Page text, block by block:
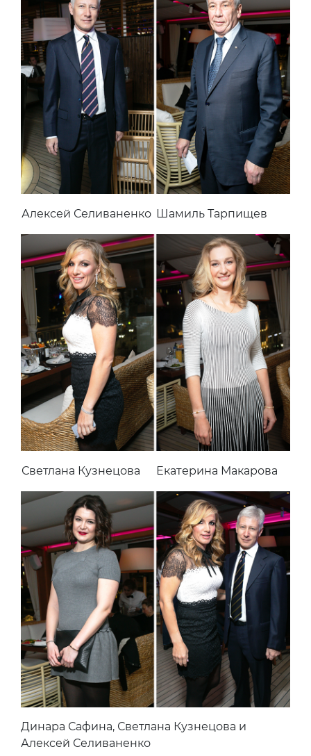
Алексей Селиваненко Шамиль Тарпищев
Светлана Кузнецова Екатерина Макарова
Динара Сафина, Светлана Кузнецова и
Алексей Селиваненко